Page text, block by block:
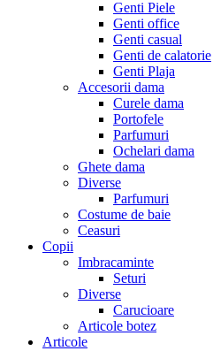
Genti Piele
Genti office
Genti casual
Genti de calatorie
Genti Plaja
Accesorii dama
Curele dama
Portofele
Parfumuri
Ochelari dama
Ghete dama
Diverse
Parfumuri
Costume de baie
Ceasuri
Copii
Imbracaminte
Seturi
Diverse
Carucioare
Articole botez
Articole